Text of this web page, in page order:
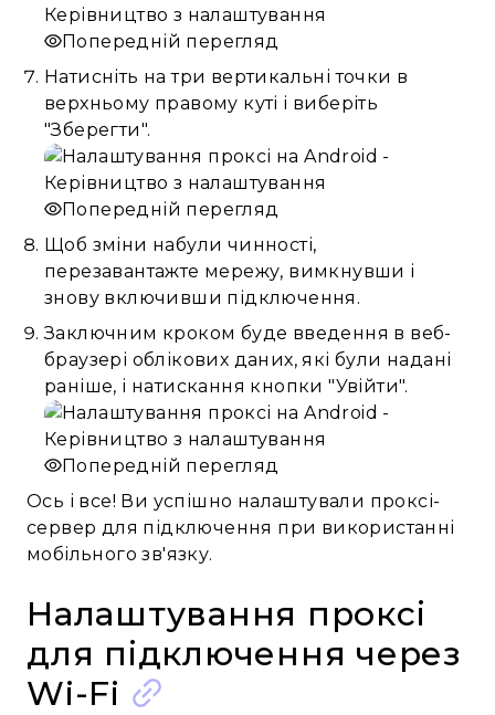
Попередній перегляд
Натисніть на три вертикальні точки в
верхньому правому куті і виберіть
"Зберегти".
Попередній перегляд
Щоб зміни набули чинності,
перезавантажте мережу, вимкнувши і
знову включивши підключення.
Заключним кроком буде введення в веб-
браузері облікових даних, які були надані
раніше, і натискання кнопки "Увійти".
Попередній перегляд
Ось і все! Ви успішно налаштували проксі-
сервер для підключення при використанні
мобільного зв'язку.
Налаштування проксі
для підключення через
Wi-Fi